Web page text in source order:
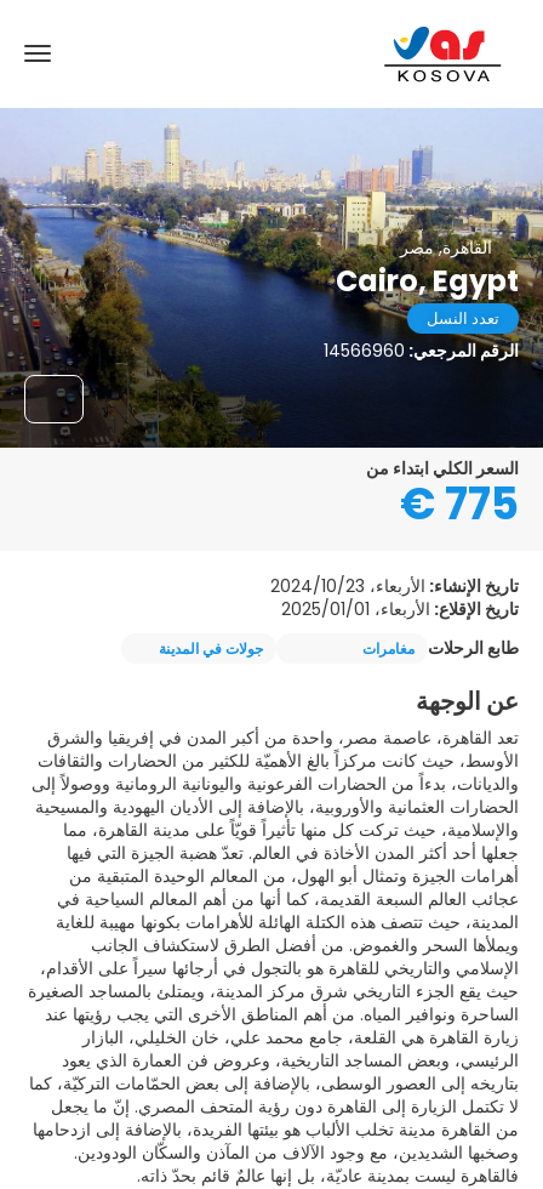
القاهرة, مصر
Cairo, Egypt
تعدد النسل
الرقم المرجعي: 14566960
السعر الكلي ابتداء من
775 €
تاريخ الإنشاء: الأربعاء، 2024/10/23
تاريخ الإقلاع: الأربعاء، 2025/01/01
طابع الرحلات
مغامرات جولات في المدينة
عن الوجهة
تعد القاهرة، عاصمة مصر، واحدة من أكبر المدن في إفريقيا والشرق
الأوسط، حيث كانت مركزاً بالغ الأهميّة للكثير من الحضارات والثقافات
والديانات، بدءاً من الحضارات الفرعونية واليونانية الرومانية ووصولاً إلى
الحضارات العثمانية والأوروبية، بالإضافة إلى الأديان اليهودية والمسيحية
والإسلامية، حيث تركت كل منها تأثيراً قويّاً على مدينة القاهرة، مما
جعلها أحد أكثر المدن الأخاذة في العالم. تعدّ هضبة الجيزة التي فيها
أهرامات الجيزة وتمثال أبو الهول، من المعالم الوحيدة المتبقية من
عجائب العالم السبعة القديمة، كما أنها من أهم المعالم السياحية في
المدينة، حيث تتصف هذه الكتلة الهائلة للأهرامات بكونها مهيبة للغاية
ويملأها السحر والغموض. من أفضل الطرق لاستكشاف الجانب
الإسلامي والتاريخي للقاهرة هو بالتجول في أرجائها سيراً على الأقدام،
حيث يقع الجزء التاريخي شرق مركز المدينة، ويمتلئ بالمساجد الصغيرة
الساحرة ونوافير المياه. من أهم المناطق الأخرى التي يجب رؤيتها عند
زيارة القاهرة هي القلعة، جامع محمد علي، خان الخليلي، البازار
الرئيسي، وبعض المساجد التاريخية، وعروض فن العمارة الذي يعود
بتاريخه إلى العصور الوسطى، بالإضافة إلى بعض الحمّامات التركيّة، كما
لا تكتمل الزيارة إلى القاهرة دون رؤية المتحف المصري. إنّ ما يجعل
من القاهرة مدينة تخلب الألباب هو بيئتها الفريدة، بالإضافة إلى ازدحامها
وصخبها الشديدين، مع وجود الآلاف من المآذن والسكّان الودودين.
فالقاهرة ليست بمدينة عاديّة، بل إنها عالمٌ قائم بحدّ ذاته.